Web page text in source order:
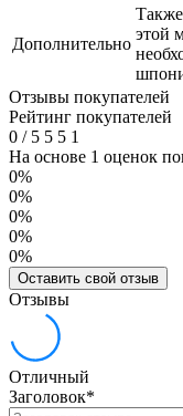
Дополнительно
этой
Отзывы покупателей
Рейтинг покупателей
0 /5 5 5 1
На основе 1 оценок
0%
0%
0%
0%
0%
Оставить свой отзыв
Отзывы
Отличный
Заголовок*